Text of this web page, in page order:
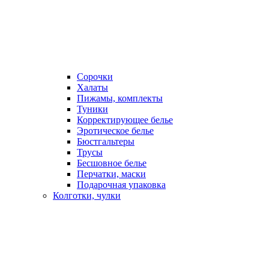
Сорочки
Халаты
Пижамы, комплекты
Туники
Корректирующее белье
Эротическое белье
Бюстгальтеры
Трусы
Бесшовное белье
Перчатки, маски
Подарочная упаковка
Колготки, чулки